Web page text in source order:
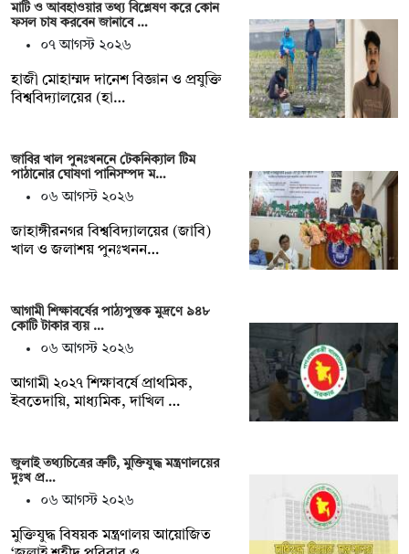
মাটি ও আবহাওয়ার তথ্য বিশ্লেষণ করে কোন
ফসল চাষ করবেন জানাবে …
০৭ আগস্ট ২০২৬
হাজী মোহাম্মদ দানেশ বিজ্ঞান ও প্রযুক্তি
বিশ্ববিদ্যালয়ের (হা…
জাবির খাল পুনঃখননে টেকনিক্যাল টিম
পাঠানোর ঘোষণা পানিসম্পদ ম…
০৬ আগস্ট ২০২৬
‎‎জাহাঙ্গীরনগর বিশ্ববিদ্যালয়ের (জাবি)
খাল ও জলাশয় পুনঃখনন…
আগামী শিক্ষাবর্ষের পাঠ্যপুস্তক মুদ্রণে ৯৪৮
কোটি টাকার ব্যয় …
০৬ আগস্ট ২০২৬
আগামী ২০২৭ শিক্ষাবর্ষে প্রাথমিক,
ইবতেদায়ি, মাধ্যমিক, দাখিল …
জুলাই তথ্যচিত্রের ত্রুটি, মুক্তিযুদ্ধ মন্ত্রণালয়ের
দুঃখ প্র…
০৬ আগস্ট ২০২৬
মুক্তিযুদ্ধ বিষয়ক মন্ত্রণালয় আয়োজিত